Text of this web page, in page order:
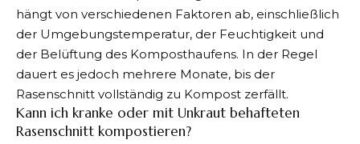
hängt von verschiedenen Faktoren ab, einschließlich
der Umgebungstemperatur, der Feuchtigkeit und
der Belüftung des Komposthaufens. In der Regel
dauert es jedoch mehrere Monate, bis der
Rasenschnitt vollständig zu Kompost zerfällt.
Kann ich kranke oder mit Unkraut behafteten
Rasenschnitt kompostieren?